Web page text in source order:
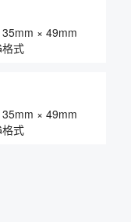
× 49mm
式
× 49mm
式